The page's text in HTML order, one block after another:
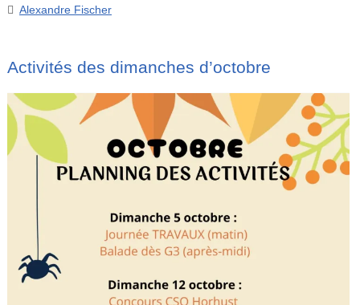
Alexandre Fischer
Activités des dimanches d’octobre